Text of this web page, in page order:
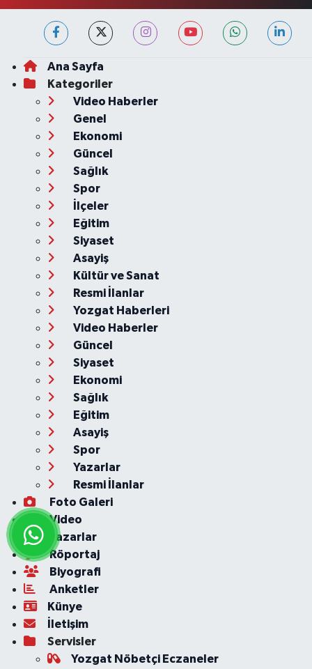
Ana Sayfa
Kategoriler
Video Haberler
Genel
Ekonomi
Güncel
Sağlık
Spor
İlçeler
Eğitim
Siyaset
Asayiş
Kültür ve Sanat
Resmi İlanlar
Yozgat Haberleri
Video Haberler
Güncel
Siyaset
Ekonomi
Sağlık
Eğitim
Asayiş
Spor
Yazarlar
Resmi İlanlar
Foto Galeri
Video
Yazarlar
Röportaj
Biyografi
Anketler
Künye
İletişim
Servisler
Yozgat Nöbetçi Eczaneler